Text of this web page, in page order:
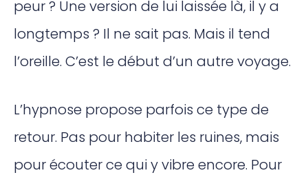
peur ? Une version de lui laissée là, il y a
longtemps ? Il ne sait pas. Mais il tend
l’oreille. C’est le début d’un autre voyage.
L’hypnose propose parfois ce type de
retour. Pas pour habiter les ruines, mais
pour écouter ce qui y vibre encore. Pour